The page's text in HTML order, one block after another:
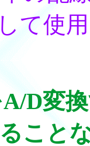
して使
D変
こと